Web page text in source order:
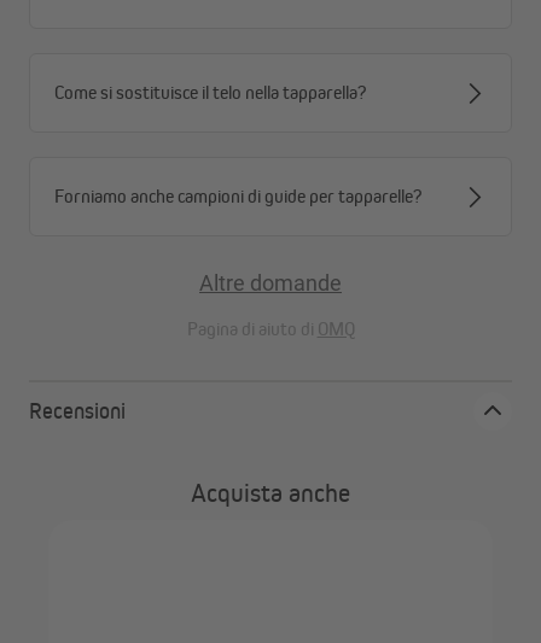
Come si sostituisce il telo nella tapparella?
Forniamo anche campioni di guide per tapparelle?
Altre domande
Pagina di aiuto di OMQ
Recensioni
Acquista anche